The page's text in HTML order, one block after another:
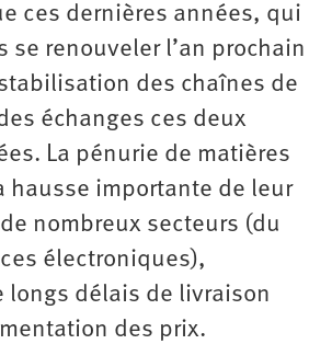
ces dernières années, qui
se renouveler l’an prochain
des chaînes de
échanges ces deux
La pénurie de matières
hausse importante de leur
nombreux secteurs (du
électroniques),
longs délais de livraison
des prix.